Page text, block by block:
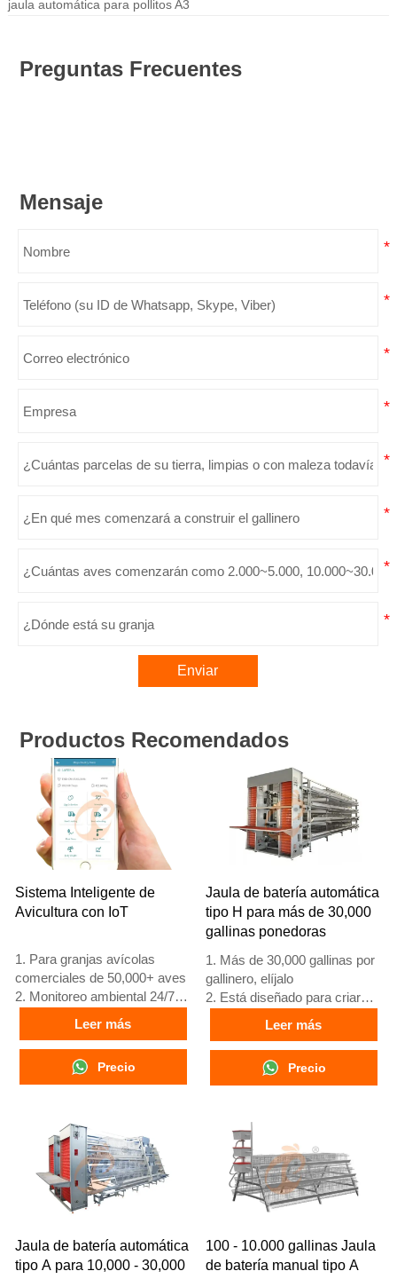
jaula automática para pollitos A3
Preguntas Frecuentes
Mensaje
Enviar
Productos Recomendados
Sistema Inteligente de
Avicultura con IoT
1. Para granjas avícolas
comerciales de 50,000+ aves
2. Monitoreo ambiental 24/7
3. Mejora en conversión
alimenticia del 15-20%
4. Incremento en producción
de huevos del 10%
5. Número de
+8618830120193
Leer más
Precio
Jaula de batería automática
tipo H para más de 30,000
gallinas ponedoras
1. Más de 30,000 gallinas por
gallinero, elíjalo
2. Está diseñado para criar
pollos de 12 o 16 semanas de
edad hasta gallinas ponedoras
adultas
3. Su vida útil es de más de
25 años
24 horas. El número de
WhatsApp es
+8618830120193, +234
8111199996
Leer más
Precio
Jaula de batería automática
tipo A para 10,000 - 30,000
100 - 10.000 gallinas Jaula
de batería manual tipo A